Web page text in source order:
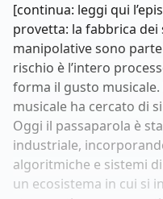
[continua: leggi qui
provetta: la fabbrica dei
manipolative sono
rischio è l’intero
forma il gusto
musicale ha cercato di
Oggi il passaparola è
industriale,
algoritmiche e sistemi
un ecosistema in cui si